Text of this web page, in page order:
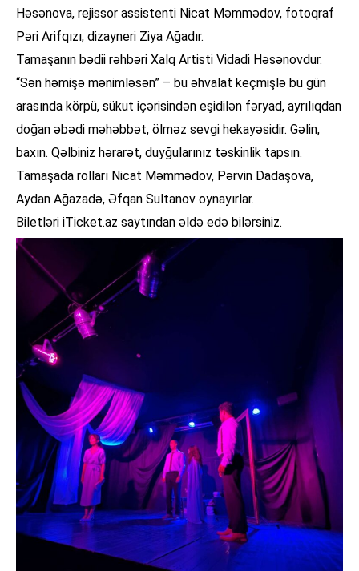
Həsənova, rejissor assistenti Nicat Məmmədov, fotoqraf
Pəri Arifqızı, dizayneri Ziya Ağadır.
Tamaşanın bədii rəhbəri Xalq Artisti Vidadi Həsənovdur.
“Sən həmişə mənimləsən” – bu əhvalat keçmişlə bu gün
arasında körpü, sükut içərisindən eşidilən fəryad, ayrılıqdan
doğan əbədi məhəbbət, ölməz sevgi hekayəsidir. Gəlin,
baxın. Qəlbiniz hərarət, duyğularınız təskinlik tapsın.
Tamaşada rolları Nicat Məmmədov, Pərvin Dadaşova,
Aydan Ağazadə, Əfqan Sultanov oynayırlar.
Biletləri iTicket.az saytından əldə edə bilərsiniz.